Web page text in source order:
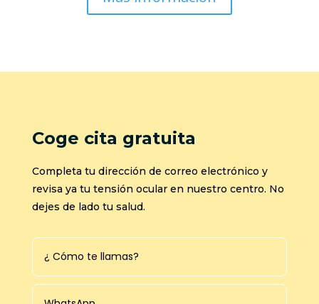
Coge cita gratuita
Completa tu dirección de correo electrónico y
revisa ya tu tensión ocular en nuestro centro. No
dejes de lado tu salud.